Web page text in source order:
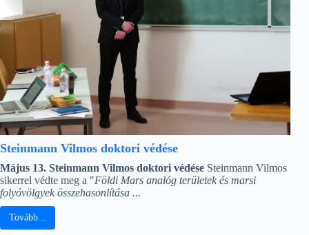
Steinmann Vilmos doktori védése
Május 13. Steinmann Vilmos doktori védése Steinmann Vilmos
sikerrel védte meg a "Földi Mars analóg területek és marsi
folyóvölgyek összehasonlítása ...
Tovább...